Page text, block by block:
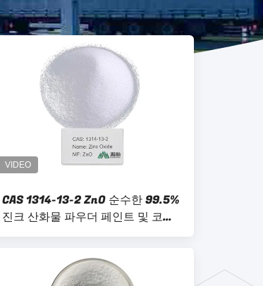
CAS 1314-13-2 ZnO 순수한 99.5%
진크 산화물 파우더 페인트 및 코팅
용